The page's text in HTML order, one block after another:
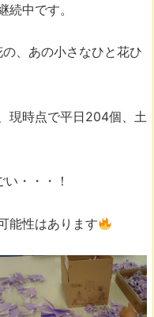
中です。
、あの小さなひと花ひ
現時点で平日204個、土
・・・！
能性はあります